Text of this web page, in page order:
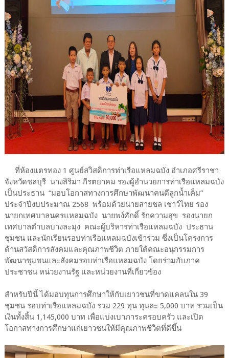
ที่ห้องแตรทอง 1 ศูนย์สวิสดิการท่าเรือแหลมฉบัง อำเภอศรีราชา
จังหวัดชลบุรี นางสิริมา กีรตยาคม รองผู้อำนวยการท่าเรือแหลมฉบัง
เป็นประธาน “มอบโอกาสทางการศึกษาพัฒนาคนดีลูกน้ำเค็ม”
ประจำปีงบประมาณ 2568 พร้อมด้วยนายสายชล เชาว์ไทย รอง
นายกเทศบาลนครแหลมฉบัง นายพง์ศักดิ์ รักความสุข รองนายก
เทศบาลตำบลบางละมุง คณะผู้บริหารท่าเรือแหลมฉบัง ประธาน
ชุมชน และนักเรียนรอบท่าเรือแหลมฉบังเข้าร่วม ซึ่งเป็นโครงการ
ด้านสวัสดิการสังคมและคุณภาพชีวิต ภายใต้คณะอนุกรรมการ
พัฒนาชุมชนและสังคมรอบท่าเรือแหลมฉบัง โดยร่วมกับภาค
ประชาชน หน่วยงานรัฐ และหน่วยงานที่เกี่ยวข้อง
สำหรับปีนี้ ได้มอบทุนการศึกษาให้กับเยาวชนที่ขาดแคลนใน 39
ชุมชน รอบท่าเรือแหลมฉบัง รวม 229 ทุน ทุนละ 5,000 บาท รวมเป็น
เงินทั้งสิ้น 1,145,000 บาท เพื่อแบ่งเบาภาระครอบครัว และเปิด
โอกาสทางการศึกษาแก่เยาวชนให้มีคุณภาพชีวิตที่ดีขึ้น